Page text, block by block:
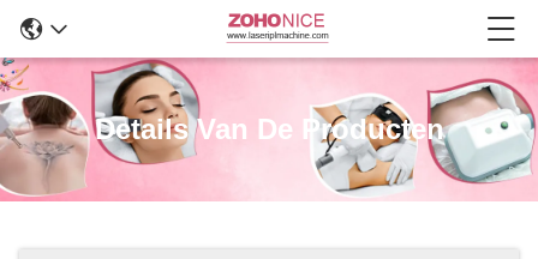
Details Van De Producten